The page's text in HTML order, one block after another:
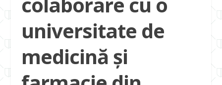
universitate de
medicină și